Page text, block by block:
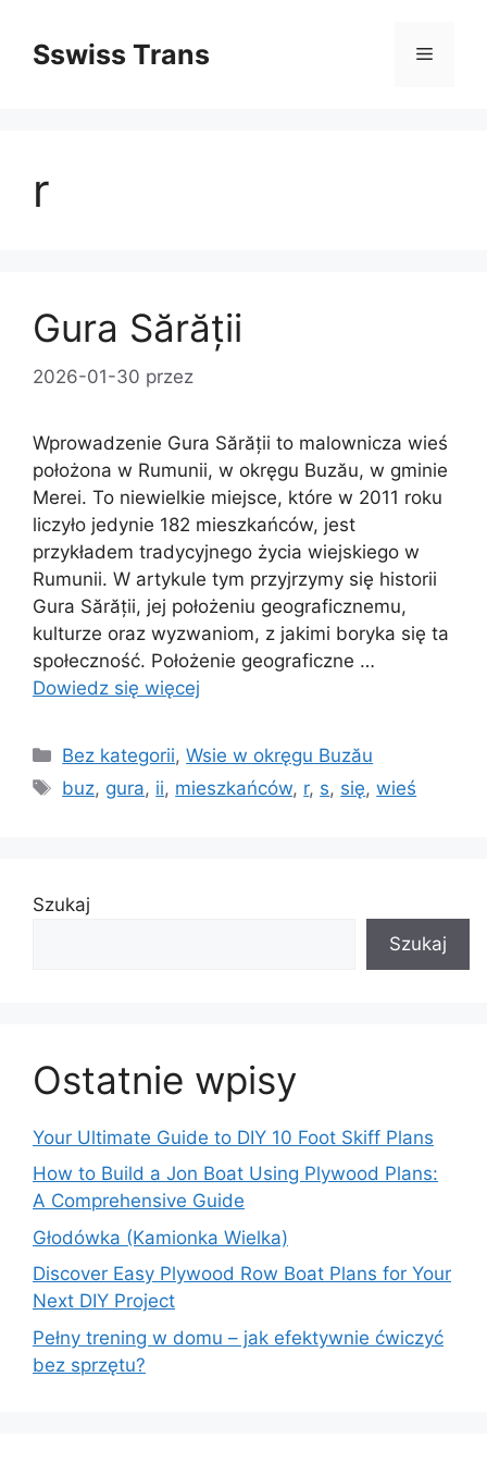
treściSswiss Trans Menu
r
Gura Sărății
2026-01-30 przez
Wprowadzenie Gura Sărății to malownicza wieś
położona w Rumunii, w okręgu Buzău, w gminie
Merei. To niewielkie miejsce, które w 2011 roku
liczyło jedynie 182 mieszkańców, jest
przykładem tradycyjnego życia wiejskiego w
Rumunii. W artykule tym przyjrzymy się historii
Gura Sărății, jej położeniu geograficznemu,
kulturze oraz wyzwaniom, z jakimi boryka się ta
społeczność. Położenie geograficzne …
Dowiedz się więcej
Kategorie
Bez kategorii,Wsie w okręgu Buzău
Tagi
buz, gura, ii, mieszkańców, r, s, się,wieś
Szukaj
Szukaj
Ostatnie wpisy
Your Ultimate Guide to DIY 10 Foot Skiff Plans
How to Build a Jon Boat Using Plywood Plans:
A Comprehensive Guide
Głodówka (Kamionka Wielka)
Discover Easy Plywood Row Boat Plans for Your
Next DIY Project
Pełny trening w domu – jak efektywnie ćwiczyć
bez sprzętu?